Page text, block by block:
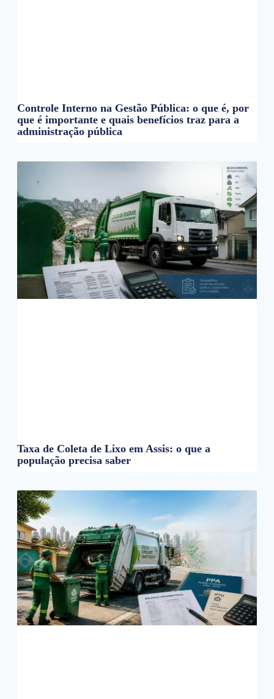
Controle Interno na Gestão Pública: o que é, por
que é importante e quais benefícios traz para a
administração pública
Taxa de Coleta de Lixo em Assis: o que a
população precisa saber